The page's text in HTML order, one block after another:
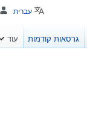
עברית
גרסאות קודמות עוד